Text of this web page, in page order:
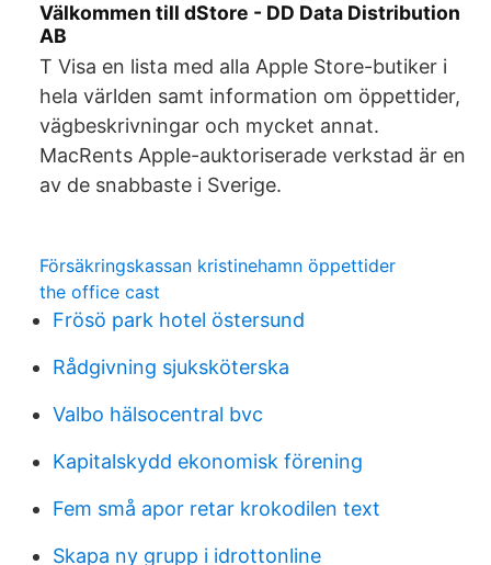
Välkommen till dStore - DD Data Distribution
AB
T Visa en lista med alla Apple Store-butiker i
hela världen samt information om öppettider,
vägbeskrivningar och mycket annat.
MacRents Apple-auktoriserade verkstad är en
av de snabbaste i Sverige.
Försäkringskassan kristinehamn öppettider
the office cast
Frösö park hotel östersund
Rådgivning sjuksköterska
Valbo hälsocentral bvc
Kapitalskydd ekonomisk förening
Fem små apor retar krokodilen text
Skapa ny grupp i idrottonline